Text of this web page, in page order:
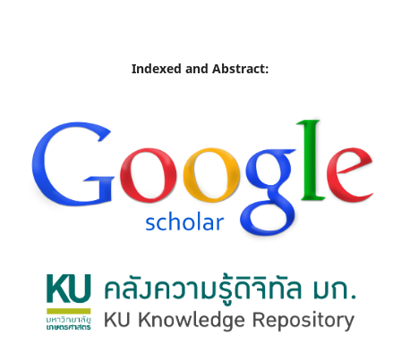
Indexed and Abstract: